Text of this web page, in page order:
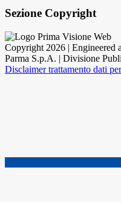
Sezione Copyright
Copyright 2026 | Engineered
Parma S.p.A. | Divisione
Disclaimer trattamento dati